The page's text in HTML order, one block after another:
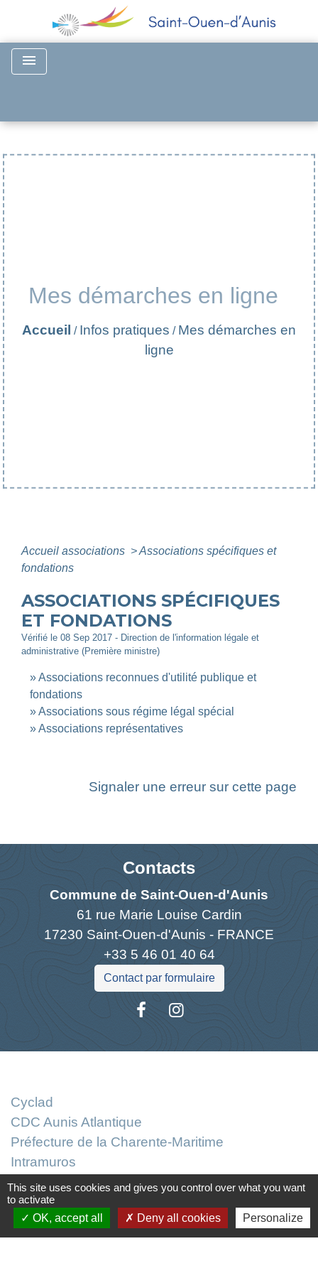
menu
Mes démarches en ligne
Accueil / Infos pratiques / Mes démarches en
ligne
Accueil associations >Associations spécifiques et
fondations
ASSOCIATIONS SPÉCIFIQUES
ET FONDATIONS
Vérifié le 08 Sep 2017 - Direction de l'information légale et
administrative (Première ministre)
Associations reconnues d'utilité publique et
fondations
Associations sous régime légal spécial
Associations représentatives
Signaler une erreur sur cette page
Contacts
Commune de Saint-Ouen-d'Aunis
61 rue Marie Louise Cardin
17230 Saint-Ouen-d'Aunis - FRANCE
+33 5 46 01 40 64
Contact par formulaire
Cyclad
CDC Aunis Atlantique
Préfecture de la Charente-Maritime
Intramuros
Emploi en Aunis Atlantique
Mentions légales - Politique de confidentialité -
This site uses cookies and gives you control over what you want
to activate
OK, accept all
Deny all cookies Personalize